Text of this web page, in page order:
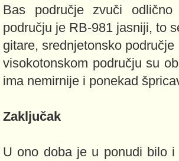
Bas područje zvuči
području je RB-981 jasniji, to
gitare, srednjetonsko
visokotonskom području su
ima nemirnije i ponekad
Zaključak
U ono doba je u ponudi bilo